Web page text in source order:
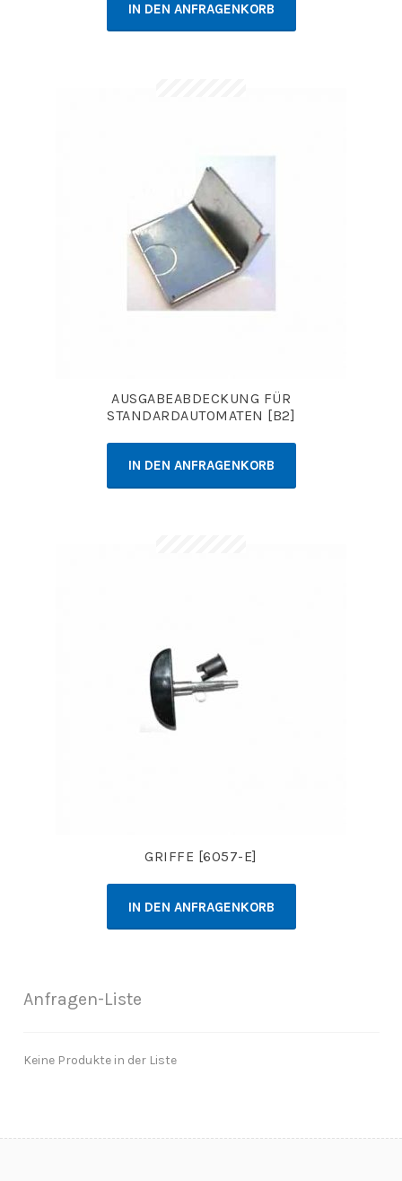
IN DEN ANFRAGENKORB
AUSGABEABDECKUNG FÜR
STANDARDAUTOMATEN [B2]
IN DEN ANFRAGENKORB
GRIFFE [6057-E]
IN DEN ANFRAGENKORB
Anfragen-Liste
Keine Produkte in der Liste